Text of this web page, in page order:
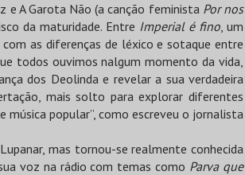
e A Garota Não (a canção feminista Por nos
da maturidade. Entre Imperial é fino, um
as diferenças de léxico e sotaque entre
todos ouvimos nalgum momento da vida,
dos Deolinda e revelar a sua verdadeira
mais solto para explorar diferentes
música popular”, como escreveu o jornalista
mas tornou-se realmente conhecida
voz na rádio com temas como Parva que